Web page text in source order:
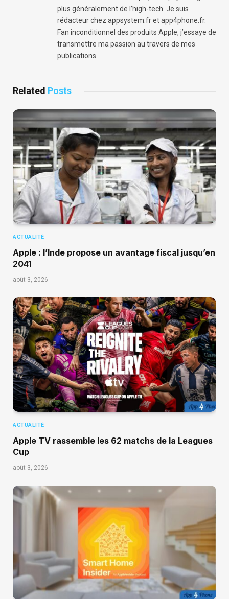
plus généralement de l’high-tech. Je suis
rédacteur chez appsystem.fr et app4phone.fr.
Fan inconditionnel des produits Apple, j’essaye de
transmettre ma passion au travers de mes
publications.
Related Posts
ACTUALITÉ
Apple : l’Inde propose un avantage fiscal jusqu’en
2041
août 3, 2026
ACTUALITÉ
Apple TV rassemble les 62 matchs de la Leagues
Cup
août 3, 2026